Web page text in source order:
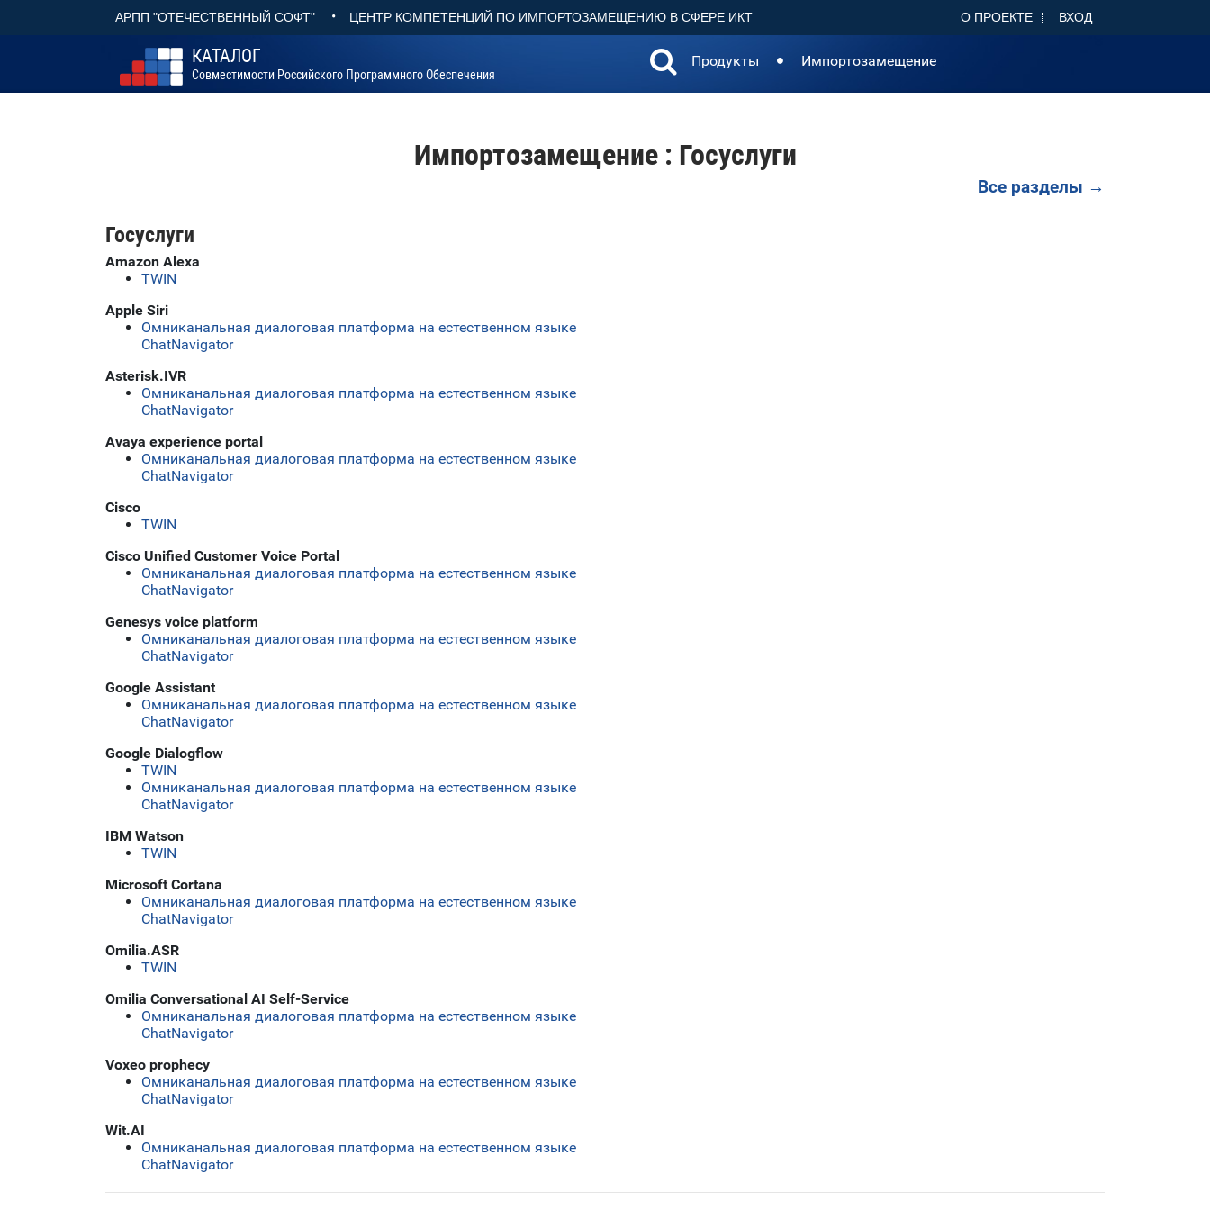
АРПП "ОТЕЧЕСТВЕННЫЙ СОФТ" • ЦЕНТР КОМПЕТЕНЦИЙ ПО ИМПОРТОЗАМЕЩЕНИЮ В СФЕРЕ ИКТ О ПРОЕКТЕ ВХОД
КАТАЛОГ
Совместимости Российского Программного Обеспечения
Продукты Импортозамещение
Импортозамещение : Госуслуги
Все разделы →
Госуслуги
Amazon Alexa
TWIN
Apple Siri
Омниканальная диалоговая платформа на естественном языке
ChatNavigator
Asterisk.IVR
Омниканальная диалоговая платформа на естественном языке
ChatNavigator
Avaya experience portal
Омниканальная диалоговая платформа на естественном языке
ChatNavigator
Cisco
TWIN
Cisco Unified Customer Voice Portal
Омниканальная диалоговая платформа на естественном языке
ChatNavigator
Genesys voice platform
Омниканальная диалоговая платформа на естественном языке
ChatNavigator
Google Assistant
Омниканальная диалоговая платформа на естественном языке
ChatNavigator
Google Dialogflow
TWIN
Омниканальная диалоговая платформа на естественном языке
ChatNavigator
IBM Watson
TWIN
Microsoft Cortana
Омниканальная диалоговая платформа на естественном языке
ChatNavigator
Omilia.ASR
TWIN
Omilia Conversational AI Self-Service
Омниканальная диалоговая платформа на естественном языке
ChatNavigator
Voxeo prophecy
Омниканальная диалоговая платформа на естественном языке
ChatNavigator
Wit.AI
Омниканальная диалоговая платформа на естественном языке
ChatNavigator